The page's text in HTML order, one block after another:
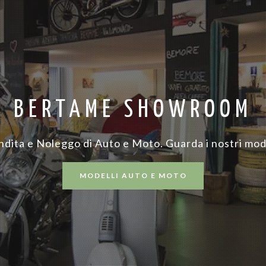
BERTAME SHOWROOM
e Noleggo di Auto e Moto. Guarda i nostri
MODELLI AUTO E MOTO